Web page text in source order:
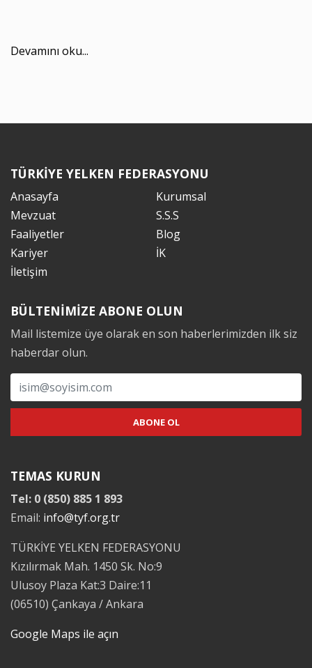
Devamını oku...
TÜRKİYE YELKEN FEDERASYONU
Anasayfa
Kurumsal
Mevzuat
S.S.S
Faaliyetler
Blog
Kariyer
İK
İletişim
BÜLTENİMİZE ABONE OLUN
Mail listemize üye olarak en son haberlerimizden ilk siz
haberdar olun.
TEMAS KURUN
Tel: 0 (850) 885 1 893
Email: info@tyf.org.tr
TÜRKİYE YELKEN FEDERASYONU
Kızılırmak Mah. 1450 Sk. No:9
Ulusoy Plaza Kat:3 Daire:11
(06510) Çankaya / Ankara
Google Maps ile açın